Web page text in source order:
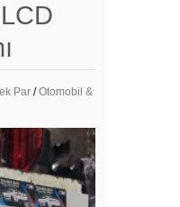
Par /Otomobil &